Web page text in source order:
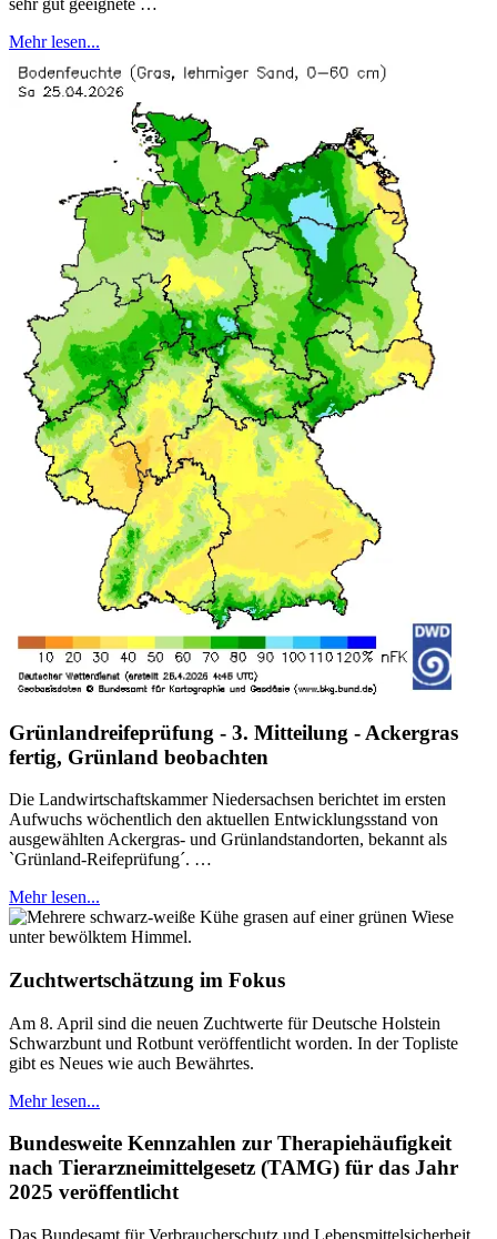
Mehr lesen...
Grünlandreifeprüfung - 3. Mitteilung - Ackergras
fertig, Grünland beobachten
Die Landwirtschaftskammer Niedersachsen berichtet im ersten
Aufwuchs wöchentlich den aktuellen Entwicklungsstand von
ausgewählten Ackergras- und Grünlandstandorten, bekannt als
`Grünland-Reifeprüfung´. …
Mehr lesen...
Zuchtwertschätzung im Fokus
Am 8. April sind die neuen Zuchtwerte für Deutsche Holstein
Schwarzbunt und Rotbunt veröffentlicht worden. In der Topliste
gibt es Neues wie auch Bewährtes.
Mehr lesen...
Bundesweite Kennzahlen zur Therapiehäufigkeit
nach Tierarzneimittelgesetz (TAMG) für das Jahr
2025 veröffentlicht